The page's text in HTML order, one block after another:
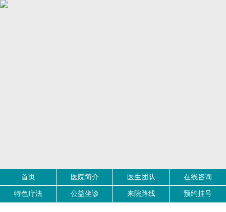
首页 医院简介 医生团队 在线咨询
特色疗法 公益坐诊 来院路线 预约挂号